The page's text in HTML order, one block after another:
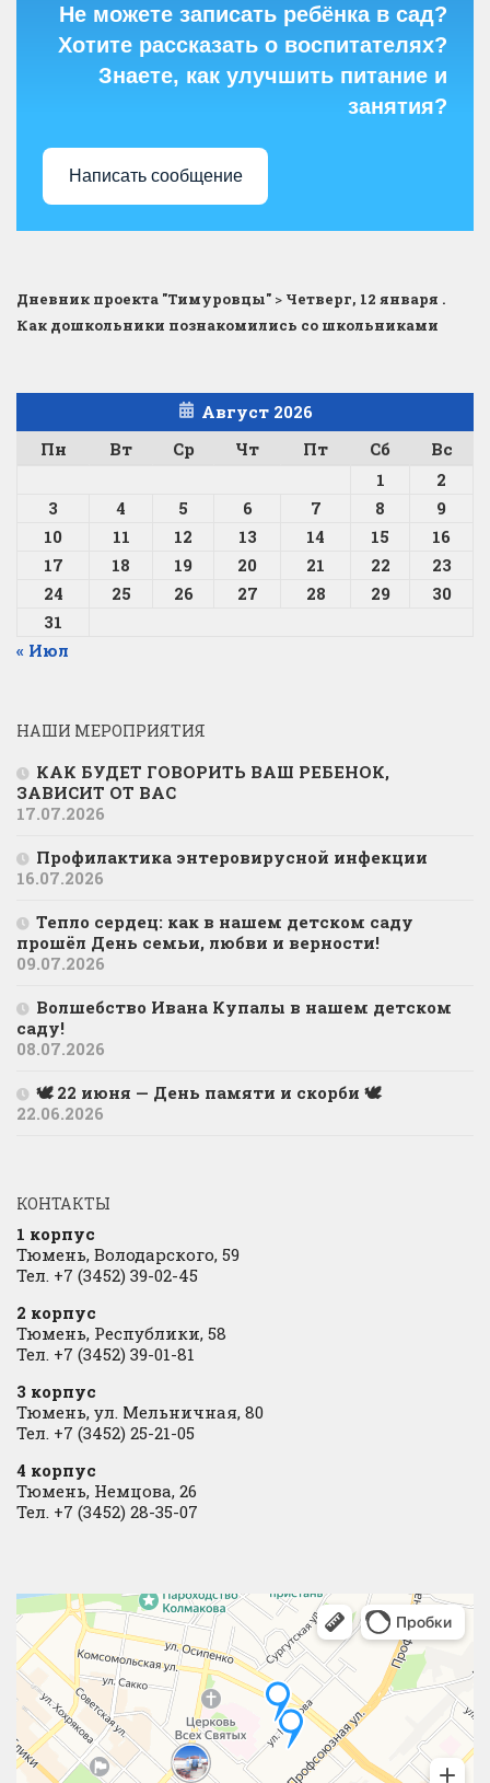
Не можете записать ребёнка в сад?
Хотите рассказать о воспитателях?
Знаете, как улучшить питание и
занятия?
Написать сообщение
Дневник проекта "Тимуровцы" > Четверг, 12 января .
Как дошкольники познакомились со школьниками
Август 2026
Пн
Вт Ср Чт Пт Сб
Вс
1
2
3
4 5 6 7 8
9
10
11 12 13 14 15
16
17
18 19 20 21 22
23
24
25 26 27 28 29
30
31
« Июл
НАШИ МЕРОПРИЯТИЯ
КАК БУДЕТ ГОВОРИТЬ ВАШ РЕБЕНОК,
ЗАВИСИТ ОТ ВАС
17.07.2026
Профилактика энтеровирусной инфекции
16.07.2026
Тепло сердец: как в нашем детском саду
прошёл День семьи, любви и верности!
09.07.2026
Волшебство Ивана Купалы в нашем детском
саду!
08.07.2026
🕊 22 июня — День памяти и скорби 🕊
22.06.2026
КОНТАКТЫ
1 корпус
Тюмень, Володарского, 59
Тел. +7 (3452) 39-02-45
2 корпус
Тюмень, Республики, 58
Тел. +7 (3452) 39-01-81
3 корпус
Тюмень, ул. Мельничная, 80
Тел. +7 (3452) 25-21-05
4 корпус
Тюмень, Немцова, 26
Тел. +7 (3452) 28-35-07